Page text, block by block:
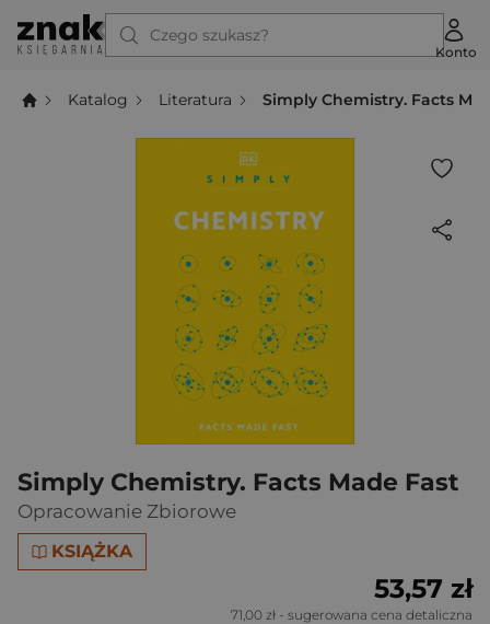
Czego szukasz?
Konto
Katalog Literatura Simply Chemistry. Facts
Simply Chemistry. Facts Made Fast
Opracowanie Zbiorowe
KSIĄŻKA
53,57 zł
71,00 zł - sugerowana cena detaliczna